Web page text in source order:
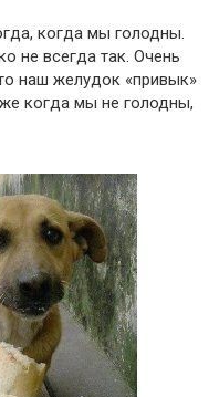
когда мы голодны.
не всегда так. Очень
наш желудок «привык»
когда мы не голодны,